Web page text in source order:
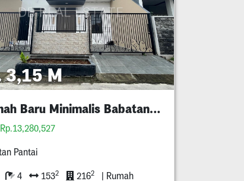
3,15 M
Rumah Baru Minimalis Babatan Pantai
Pantai
4 1532 2162 | Rumah